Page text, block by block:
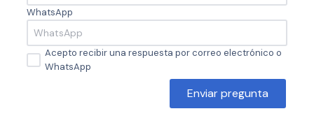
WhatsApp
Acepto recibir una respuesta por correo electrónico o
WhatsApp
Enviar pregunta